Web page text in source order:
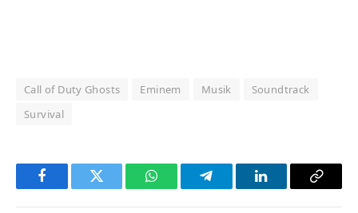
Call of Duty Ghosts Eminem Musik
Soundtrack
Survival
FacebookTwitter WhatsAppTelegramLinkedInCopy